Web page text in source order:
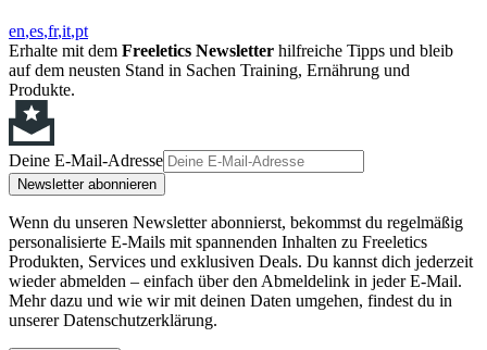
en es fr it pt
Erhalte mit dem Freeletics Newsletter hilfreiche Tipps und bleib
auf dem neusten Stand in Sachen Training, Ernährung und
Produkte.
Deine E-Mail-Adresse
Newsletter abonnieren
Wenn du unseren Newsletter abonnierst, bekommst du regelmäßig
personalisierte E-Mails mit spannenden Inhalten zu Freeletics
Produkten, Services und exklusiven Deals. Du kannst dich jederzeit
wieder abmelden – einfach über den Abmeldelink in jeder E-Mail.
Mehr dazu und wie wir mit deinen Daten umgehen, findest du in
unserer Datenschutzerklärung.